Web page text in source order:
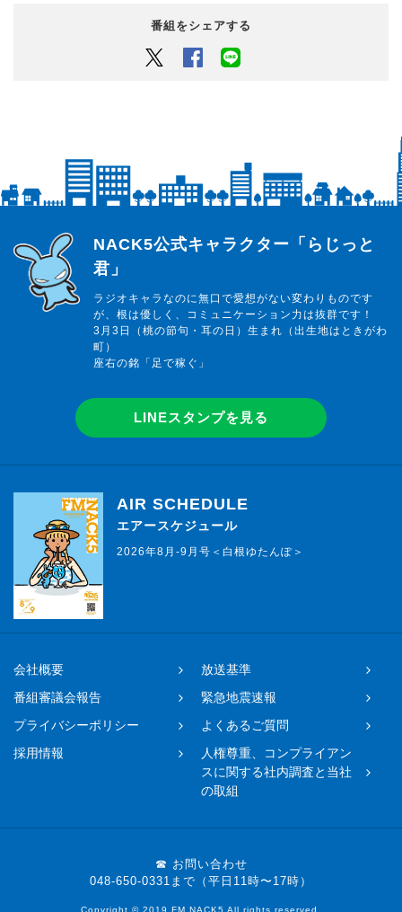
番組をシェアする
Twitter Facebook
らじっと君
NACK5公式キャラクター「らじっと
君」
ラジオキャラなのに無口で愛想がない変わりものです
が、根は優しく、コミュニケーション力は抜群です！
3月3日（桃の節句・耳の日）生まれ（出生地はときがわ
町）
座右の銘「足で稼ぐ」
LINEスタンプを見る
AIR SCHEDULE
エアースケジュール
2026年8月-9月号＜白根ゆたんぽ＞
会社概要
放送基準
番組審議会報告
緊急地震速報
プライバシーポリシー
よくあるご質問
採用情報
人権尊重、コンプライアン
スに関する社内調査と当社
の取組
☎ お問い合わせ
048-650-0331まで（平日11時〜17時）
Copyright © 2019 FM NACK5 All rights reserved.